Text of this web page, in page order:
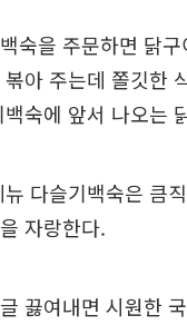
숙을 주문하면 닭
아 주는데 쫄깃한
숙에 앞서 나오는
다슬기백숙은 큼
자랑한다.
끓여내면 시원한